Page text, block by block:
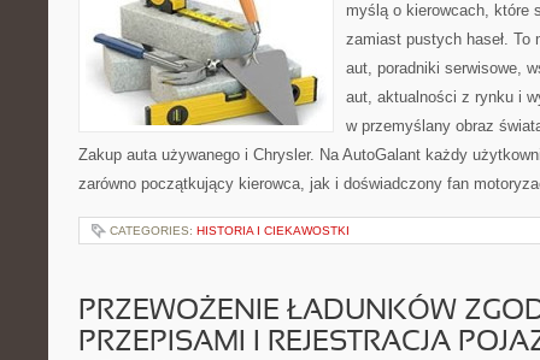
myślą o kierowcach, które
zamiast pustych haseł.
aut, poradniki serwisowe,
aut, aktualności z rynku i
w przemyślany obraz
Zakup auta używanego i Chrysler. Na AutoGalant każdy
zarówno początkujący kierowca, jak i doświadczony fan
CATEGORIES: HISTORIA I CIEKAWOSTKI
PRZEWOŻENIE ŁADUNKÓW
PRZEPISAMI I REJESTRACJA